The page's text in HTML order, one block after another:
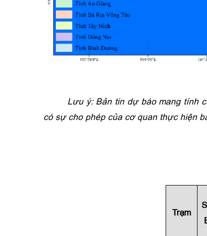
Lưu ý: Bản tin dự báo mang tính
có sự cho phép của cơ quan thực hiện
Trạm